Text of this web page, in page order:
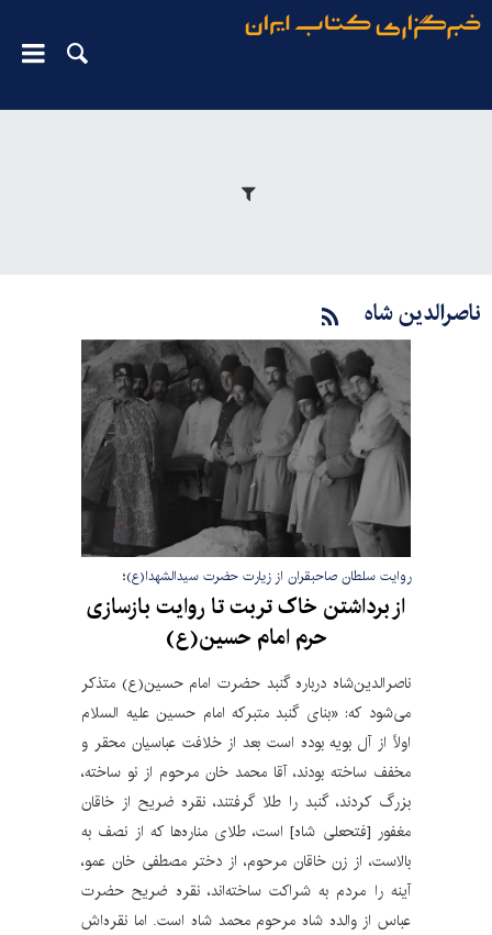
ناصرالدین شاه
روایت سلطان صاحبقران از زیارت حضرت سیدالشهدا(ع)؛
از برداشتن خاک تربت تا روایت بازسازی
حرم امام حسین(ع)
ناصرالدین‌شاه درباره گنبد حضرت امام حسین(ع) متذکر
می‌شود که: «بنای گنبد متبرکه امام حسین علیه السلام
اولاً از آل بویه بوده است بعد از خلافت عباسیان محقر و
مخفف ساخته بودند، آقا محمد خان مرحوم از نو ساخته،
بزرگ کردند، گنبد را طلا گرفتند، نقره ضریح از خاقان
مغفور [فتحعلی شاه] است، طلای مناره‌ها که از نصف به
بالاست، از زن خاقان مرحوم، از دختر مصطفی خان عمو،
آینه را مردم به شراکت ساخته‌اند، نقره ضریح حضرت
عباس از والده شاه مرحوم محمد شاه است. اما نقره‌اش